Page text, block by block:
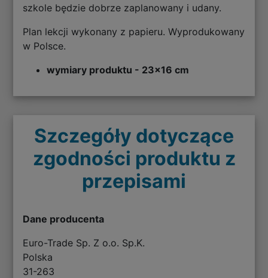
szkole będzie dobrze zaplanowany i udany.
Plan lekcji wykonany z papieru. Wyprodukowany
w Polsce.
wymiary produktu - 23x16 cm
Szczegóły dotyczące
zgodności produktu z
przepisami
Dane producenta
Euro-Trade Sp. Z o.o. Sp.K.
Polska
31-263